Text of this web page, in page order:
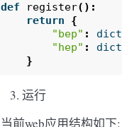
def register():
return
{
"bep" : dict
"hep" : dict
}
运行
当前web应用结构如下: